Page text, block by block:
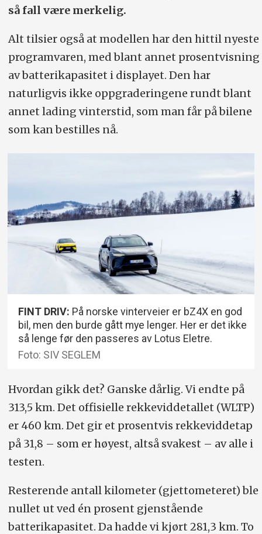
så fall være merkelig.
Alt tilsier også at modellen har den hittil nyeste
programvaren, med blant annet prosentvisning
av batterikapasitet i displayet. Den har
naturligvis ikke oppgraderingene rundt blant
annet lading vinterstid, som man får på bilene
som kan bestilles nå.
FINT DRIV: På norske vinterveier er bZ4X en god
bil, men den burde gått mye lenger. Her er det ikke
så lenge før den passeres av Lotus Eletre.
Foto: SIV SEGLEM
Hvordan gikk det? Ganske dårlig. Vi endte på
313,5 km. Det offisielle rekkeviddetallet (WLTP)
er 460 km. Det gir et prosentvis rekkeviddetap
på 31,8 – som er høyest, altså svakest – av alle i
testen.
Resterende antall kilometer (gjettometeret) ble
nullet ut ved én prosent gjenstående
batterikapasitet. Da hadde vi kjørt 281,3 km. To